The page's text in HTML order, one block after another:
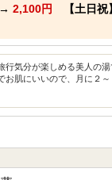
→ 2,100円 【土日祝】
行気分が楽しめる美人の
お肌にいいので、月に２